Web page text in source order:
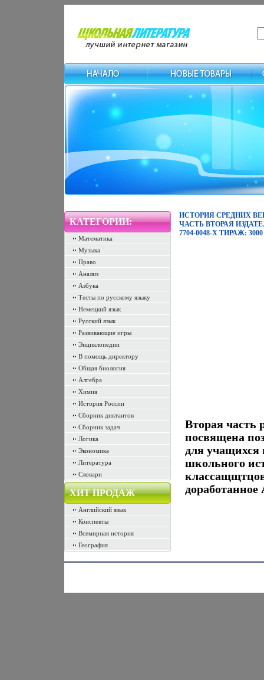
КАТЕГОРИИ:
Математика
Музыка
Право
Анализ
Азбука
Тесты по русскому языку
Немецкий язык
Русский язык
Развивающие игры
Энциклопедии
В помощь директору
Общая биология
Алгебра
Химия
История России
Сборник диктантов
Сборник задач
Логика
Экономика
Литература
Словари
ХИТ ПРОДАЖ
Английский язык
Конспекты
Всемирная история
География
ИСТОРИЯ СРЕДНИХ
ЧАСТЬ ВТОРАЯ
7704-0048-X ТИРАЖ:
Вторая часть
посвящена
для
школьного